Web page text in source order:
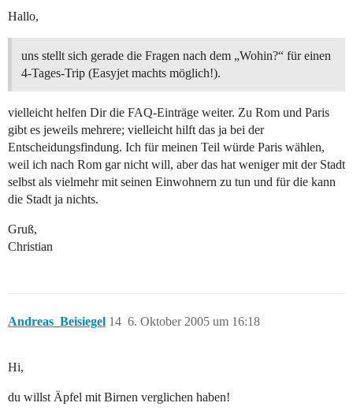
Hallo,
uns stellt sich gerade die Fragen nach dem „Wohin?“ für einen
4-Tages-Trip (Easyjet machts möglich!).
vielleicht helfen Dir die FAQ-Einträge weiter. Zu Rom und Paris
gibt es jeweils mehrere; vielleicht hilft das ja bei der
Entscheidungsfindung. Ich für meinen Teil würde Paris wählen,
weil ich nach Rom gar nicht will, aber das hat weniger mit der Stadt
selbst als vielmehr mit seinen Einwohnern zu tun und für die kann
die Stadt ja nichts.
Gruß,
Christian
Andreas_Beisiegel 6. Oktober 2005 um 16:18
14
Hi,
du willst Äpfel mit Birnen verglichen haben!